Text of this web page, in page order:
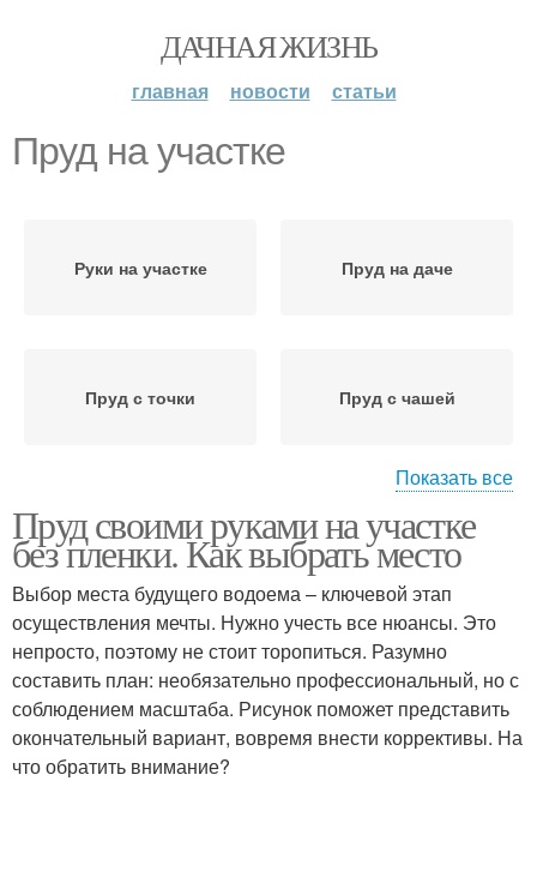
ДАЧНАЯ ЖИЗНЬ
главная новости статьи
Пруд на участке
Руки на участке Пруд на даче
Пруд с точки Пруд с чашей
Проточный пруд Котлован для пруда
Пруд на болотистом
участке
Естественный пруд
Показать все
Пруд своими руками на участке
без пленки. Как выбрать место
Выбор места будущего водоема – ключевой этап
осуществления мечты. Нужно учесть все нюансы. Это
непросто, поэтому не стоит торопиться. Разумно
составить план: необязательно профессиональный, но с
соблюдением масштаба. Рисунок поможет представить
окончательный вариант, вовремя внести коррективы. На
что обратить внимание?